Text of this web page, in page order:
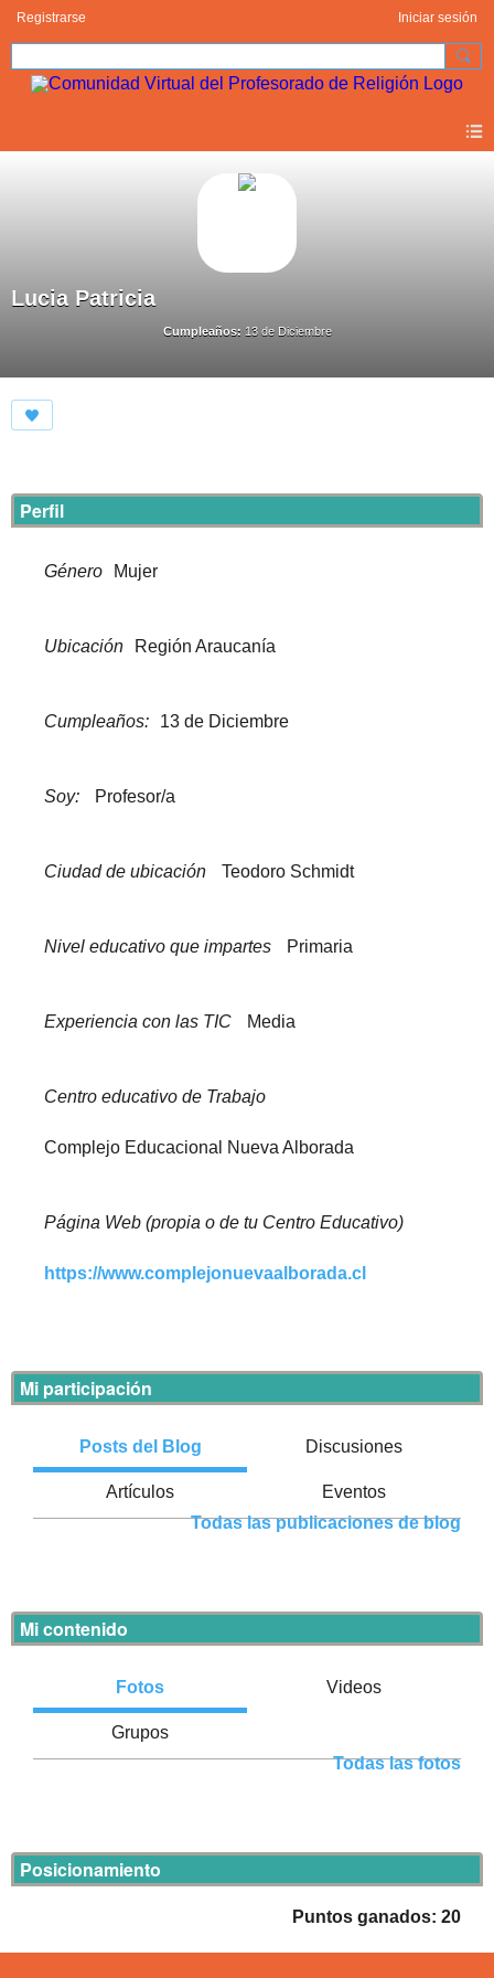
Registrarse Iniciar sesión
Lucia Patricia
Cumpleaños: 13 de Diciembre
Perfil
Género Mujer
Ubicación Región Araucanía
Cumpleaños: 13 de Diciembre
Soy: Profesor/a
Ciudad de ubicación Teodoro Schmidt
Nivel educativo que impartes Primaria
Experiencia con las TIC Media
Centro educativo de Trabajo
Complejo Educacional Nueva Alborada
Página Web (propia o de tu Centro Educativo)
https://www.complejonuevaalborada.cl
Mi participación
Posts del Blog Discusiones
Artículos
Eventos
Todas las publicaciones de blog
Mi contenido
Fotos Videos
Grupos
Todas las fotos
Posicionamiento
Puntos ganados: 20